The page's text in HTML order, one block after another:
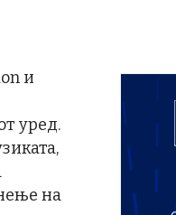
и
уред.
на